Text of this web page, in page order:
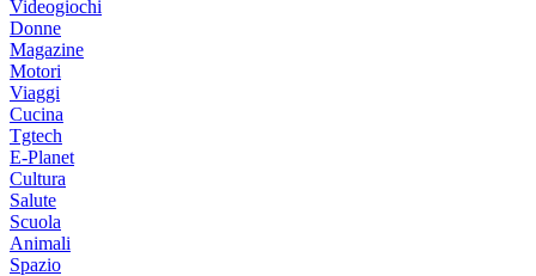
Videogiochi
Donne
Magazine
Motori
Viaggi
Cucina
Tgtech
E-Planet
Cultura
Salute
Scuola
Animali
Spazio